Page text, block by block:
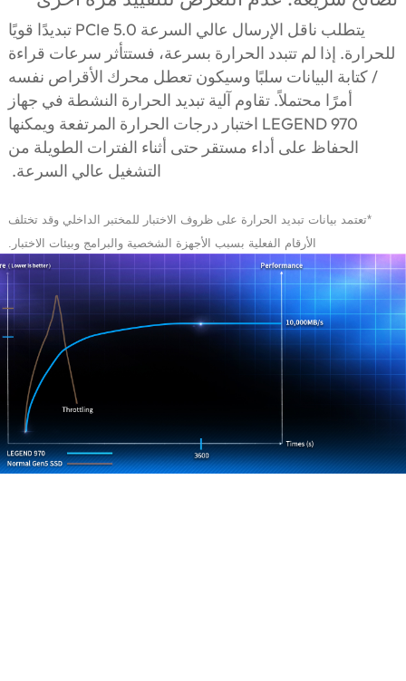
يتطلب ناقل الإرسال عالي السرعة PCIe 5.0 تبديدًا قويًا
للحرارة. إذا لم تتبدد الحرارة بسرعة، فستتأثر سرعات قراءة
/ كتابة البيانات سلبًا وسيكون تعطل محرك الأقراص نفسه
أمرًا محتملاً. تقاوم آلية تبديد الحرارة النشطة في جهاز
LEGEND 970 اختبار درجات الحرارة المرتفعة ويمكنها
الحفاظ على أداء مستقر حتى أثناء الفترات الطويلة من
التشغيل عالي السرعة.
*تعتمد بيانات تبديد الحرارة على ظروف الاختبار للمختبر الداخلي وقد تختلف
الأرقام
الفعلية بسبب الأجهزة الشخصية والبرامج وبيئات الاختبار .